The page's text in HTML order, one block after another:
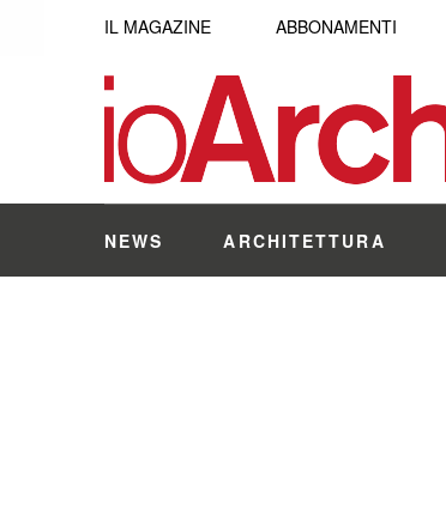
IL MAGAZINE ABBONAMENTI
NEWS ARCHITETTURA